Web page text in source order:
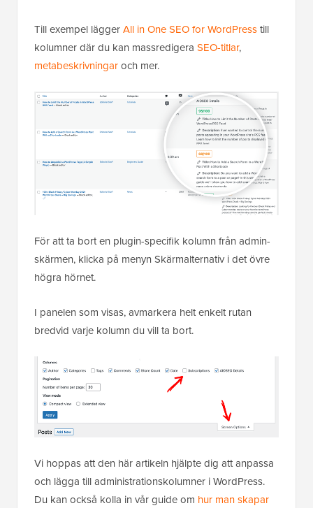
Till exempel läggerAll in One SEO for WordPresstill
kolumner där du kan massredigera SEO-titlar,
metabeskrivningaroch mer.
För att ta bort en plugin-specifik kolumn från admin-
skärmen, klicka på menyn Skärmalternativ i det övre
högra hörnet.
I panelen som visas, avmarkera helt enkelt rutan
bredvid varje kolumn du vill ta bort.
Vi hoppas att den här artikeln hjälpte dig att anpassa
och lägga till administrationskolumner i WordPress.
Du kan också kolla in vår guide om hur man skapar